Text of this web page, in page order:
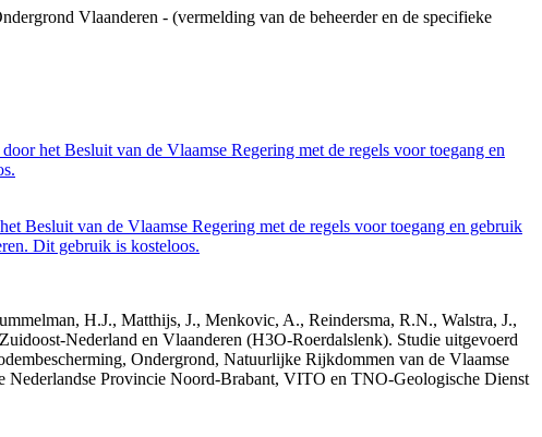
Vlaanderen - (vermelding van de beheerder en de specifieke
het Besluit van de Vlaamse Regering met de regels voor toegang en
Besluit van de Vlaamse Regering met de regels voor toegang en gebruik
Dit gebruik is kosteloos.
H.J., Matthijs, J., Menkovic, A., Reindersma, R.N., Walstra, J.,
Nederland en Vlaanderen (H3O-Roerdalslenk). Studie uitgevoerd
Ondergrond, Natuurlijke Rijkdommen van de Vlaamse
Nederlandse Provincie Noord-Brabant, VITO en TNO-Geologische Dienst